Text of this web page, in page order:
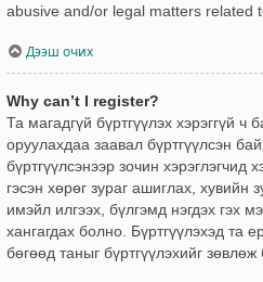
abusive and/or legal matters related
Дээш очих
Why can’t I register?
Та магадгүй бүртгүүлэх хэрэггүй ч
оруулахдаа заавал бүртгүүлсэн
бүртгүүлсэнээр зочин хэрэглэгчид
гэсэн хөрөг зураг ашиглах, хувийн
имэйл илгээх, бүлгэмд нэгдэх гэх
хангагдах болно. Бүртгүүлэхэд та
бөгөөд таныг бүртгүүлэхийг зөвлөж